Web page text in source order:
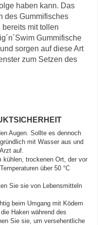
haben kann. Das
des Gummifisches
bereits mit tollen
Gummifische
sorgen auf diese Art
zum Setzen des
Augen. Sollte es dennoch
mit Wasser aus und
auf.
kühlen, trockenen Ort, der vor
über 50 °C
Sie sie von Lebensmitteln
beim Umgang mit Ködern
Haken während des
Sie sie, um versehentliche